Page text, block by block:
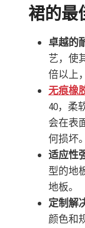
裙的最
卓越的
艺，使
倍以上
无痕橡
40，柔
会在表
何损坏。
适应性
型的地
地板。
定制解
颜色和